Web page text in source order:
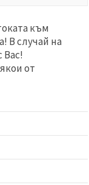
към
В случай на
Вас!
от